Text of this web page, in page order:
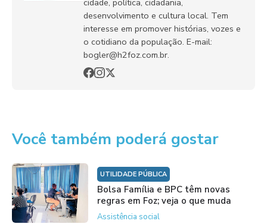
desenvolvimento e cultura local. Tem
interesse em promover histórias, vozes e
o cotidiano da população. E-mail:
bogler@h2foz.com.br.
Você também poderá gostar
UTILIDADE PÚBLICA
Bolsa Família e BPC têm novas
regras em Foz; veja o que muda
Assistência social